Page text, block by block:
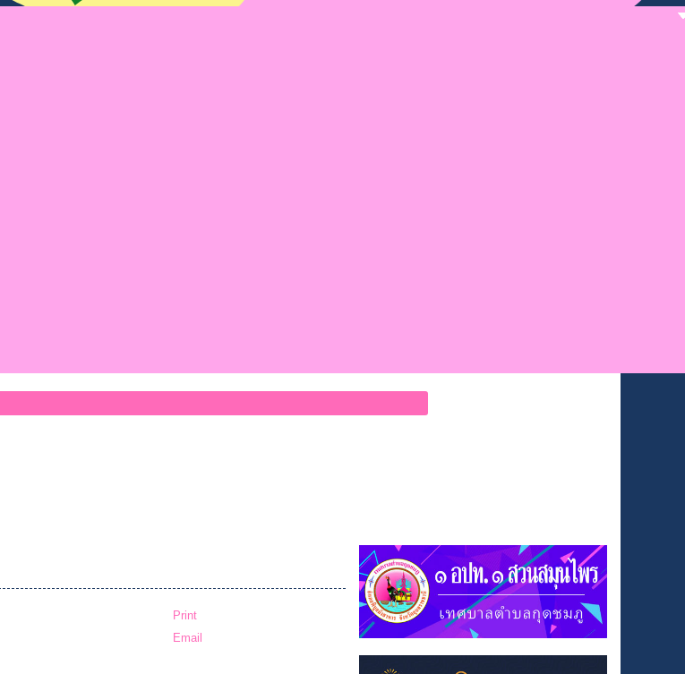
Print
Email